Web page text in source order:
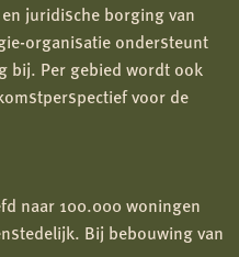
juridische borging van
organisatie ondersteunt
bij. Per gebied wordt ook
voor de
naar 100.000 woningen
Bij bebouwing van